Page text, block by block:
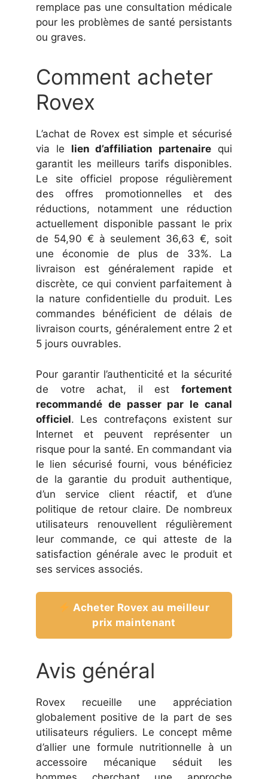
remplace pas une consultation médicale
pour les problèmes de santé persistants
ou graves.
Comment acheter
Rovex
L’achat de Rovex est simple et sécurisé
via le lien d’affiliation partenaire qui
garantit les meilleurs tarifs disponibles.
Le site officiel propose régulièrement
des offres promotionnelles et des
réductions, notamment une réduction
actuellement disponible passant le prix
de 54,90 € à seulement 36,63 €, soit
une économie de plus de 33%. La
livraison est généralement rapide et
discrète, ce qui convient parfaitement à
la nature confidentielle du produit. Les
commandes bénéficient de délais de
livraison courts, généralement entre 2 et
5 jours ouvrables.
Pour garantir l’authenticité et la sécurité
de votre achat, il est fortement
recommandé de passer par le canal
officiel. Les contrefaçons existent sur
Internet et peuvent représenter un
risque pour la santé. En commandant via
le lien sécurisé fourni, vous bénéficiez
de la garantie du produit authentique,
d’un service client réactif, et d’une
politique de retour claire. De nombreux
utilisateurs renouvellent régulièrement
leur commande, ce qui atteste de la
satisfaction générale avec le produit et
ses services associés.
Acheter Rovex au meilleur
prix maintenant
Avis général
Rovex recueille une appréciation
globalement positive de la part de ses
utilisateurs réguliers. Le concept même
d’allier une formule nutritionnelle à un
accessoire mécanique séduit les